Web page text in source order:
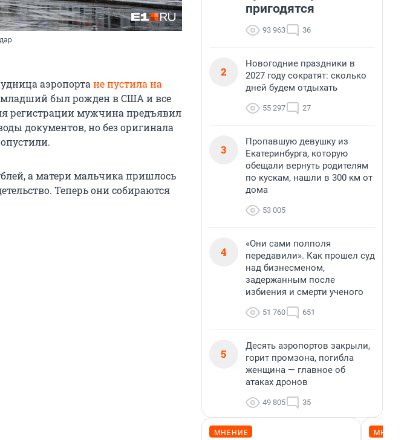
аэропорта не пустила на
младший был рожден в США и все
регистрации мужчина предъявил
документов, но без оригинала
а матери мальчика пришлось
Теперь они собираются
пригодятся
93 963 36
2
Новогодние праздники в
2027 году сократят: сколько
дней будем отдыхать
55 297 27
3
Пропавшую девушку из
Екатеринбурга, которую
обещали вернуть родителям
по кускам, нашли в 300 км от
дома
53 005
4
«Они сами полполя
передавили». Как прошел суд
над бизнесменом,
задержанным после
избиения и смерти ученого
51 760 651
5
Десять аэропортов закрыли,
горит промзона, погибла
женщина — главное об
атаках дронов
49 805 35
МНЕНИЕ